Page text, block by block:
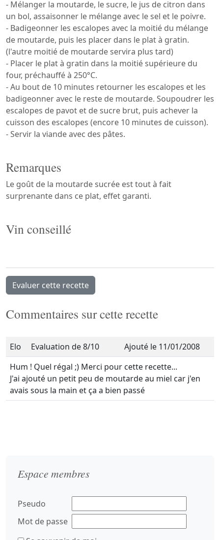
- Mélanger la moutarde, le sucre, le jus de citron dans
un bol, assaisonner le mélange avec le sel et le poivre.
- Badigeonner les escalopes avec la moitié du mélange
de moutarde, puis les placer dans le plat à gratin.
(l'autre moitié de moutarde servira plus tard)
- Placer le plat à gratin dans la moitié supérieure du
four, préchauffé à 250°C.
- Au bout de 10 minutes retourner les escalopes et les
badigeonner avec le reste de moutarde. Soupoudrer les
escalopes de pavot et de sucre brut, puis achever la
cuisson des escalopes (encore 10 minutes de cuisson).
- Servir la viande avec des pâtes.
Remarques
Le goût de la moutarde sucrée est tout à fait
surprenante dans ce plat, effet garanti.
Vin conseillé
Evaluer cette recette
Commentaires sur cette recette
Elo Evaluation de 8/10
Ajouté le 11/01/2008
Hum ! Quel régal ;) Merci pour cette recette...
J'ai ajouté un petit peu de moutarde au miel car j'en
avais sous la main et ça a bien passé
Espace membres
Pseudo
Mot de passe